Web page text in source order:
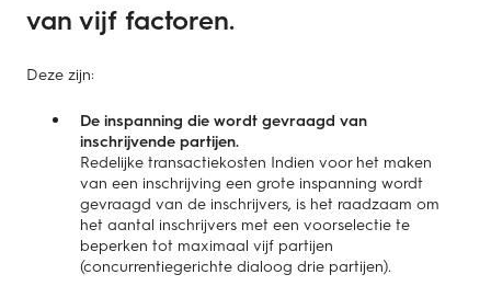
van vijf factoren.
Deze zijn:
De inspanning die wordt gevraagd van
inschrijvende partijen.
Redelijke transactiekosten Indien voor het maken
van een inschrijving een grote inspanning wordt
gevraagd van de inschrijvers, is het raadzaam om
het aantal inschrijvers met een voorselectie te
beperken tot maximaal vijf partijen
(concurrentiegerichte dialoog drie partijen).